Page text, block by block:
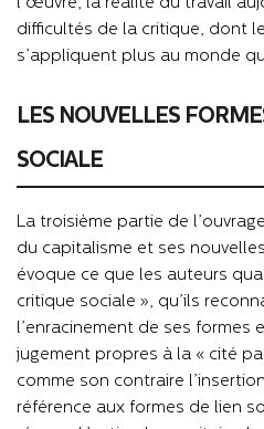
l’œuvre, la réalité du travail
difficultés de la critique, dont
s’appliquent plus au monde
LES NOUVELLES
SOCIALE
La troisième partie de
du capitalisme et ses
évoque ce que les auteurs
critique sociale », qu’ils
l’enracinement de ses formes
jugement propres à la « cité
comme son contraire
référence aux formes de lien